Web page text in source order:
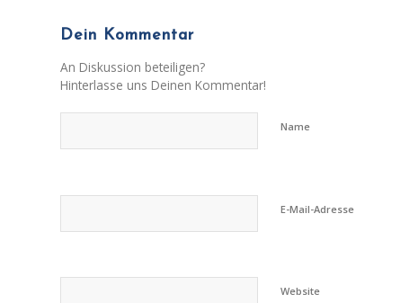
Dein Kommentar
An Diskussion beteiligen?
Hinterlasse uns Deinen Kommentar!
Name
E-Mail-Adresse
Website